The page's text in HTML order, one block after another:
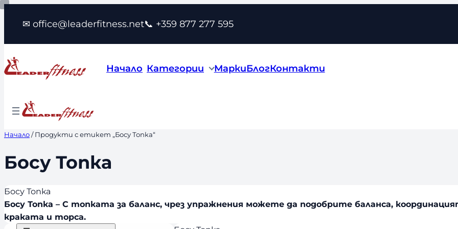
Към
съдържанието
✉ office@leaderfitness.net📞 +359 877 277 595
Начало Категории МаркиБлогКонтакти
Начало/ Продукти с етикет „Босу Топка“
Босу Топка
Босу Топка
Босу Топка – С топката за баланс, чрез упражнения можете да подобрите баланса,
краката и торса.